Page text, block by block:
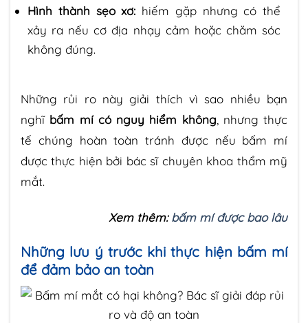
Hình thành sẹo xơ: hiếm gặp nhưng có thể
xảy ra nếu cơ địa nhạy cảm hoặc chăm sóc
không đúng.
Những rủi ro này giải thích vì sao nhiều bạn
nghĩ bấm mí có nguy hiểm không , nhưng thực
tế chúng hoàn toàn tránh được nếu bấm mí
được thực hiện bởi bác sĩ chuyên khoa thẩm mỹ
mắt.
Xem thêm:bấm mí được bao lâu
Những lưu ý trước khi thực hiện bấm mí
để đảm bảo an toàn